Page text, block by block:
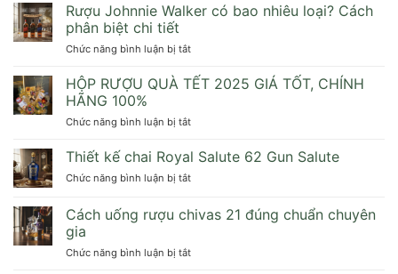
Rượu Johnnie Walker có bao nhiêu loại? Cách
phân biệt chi tiết
Chức năng bình luận bị tắtở
Johnnie
Walker
bao
loại?
phân
chi
HỘP RƯỢU QUÀ TẾT 2025 GIÁ TỐT, CHÍNH
HÃNG 100%
Chức năng bình luận bị tắtở
RƯỢU
QUÀ
TẾT
GIÁ
HÃNG
Thiết kế chai Royal Salute 62 Gun Salute
Chức năng bình luận bị tắtở
kế
chai
Salute
Cách uống rượu chivas 21 đúng chuẩn chuyên
gia
Chức năng bình luận bị tắtở